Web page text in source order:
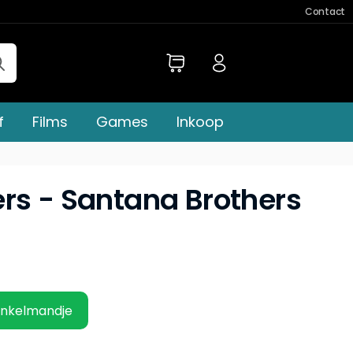
Contact
Films Games Inkoop
- Santana Brothers